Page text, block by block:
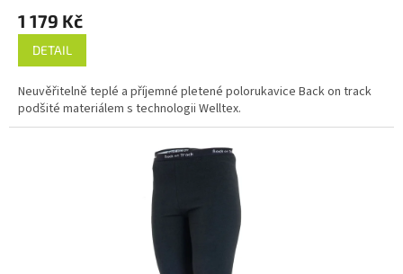
1 179 Kč
DETAIL
Neuvěřitelně teplé a příjemné pletené polorukavice Back on track
podšité materiálem s technologii Welltex.